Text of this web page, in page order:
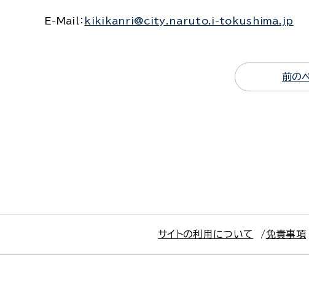
E-Mail： kikikanri@city.naruto.i-tokushima.jp
前の
サイトの利用について 免責事項